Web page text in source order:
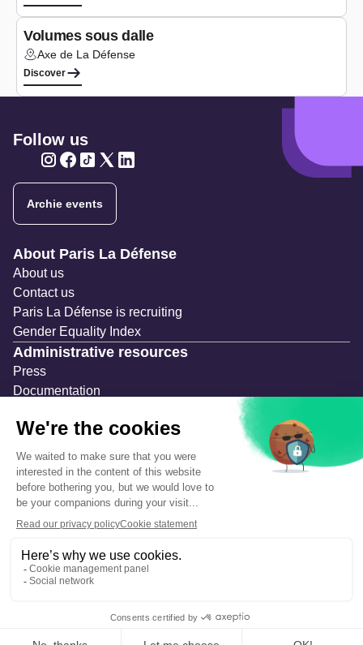
Volumes sous dalle
Lieu :Axe de La Défense
Discover
Follow us
Archie events
Navigation secondaire
About Paris La Défense
About us
Contact us
Paris La Défense is recruiting
Gender Equality Index
Administrative resources
Press
Documentation
Temporary occupation permits (AOT)
Advertising measures
Consultations & Public Inquiries
Precautions and safety
Safety plan
What to Do in Case of an Alert
Legal notices
Personal information
Cookie management